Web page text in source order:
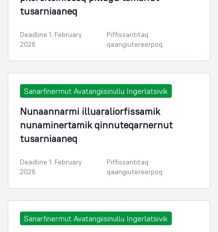
tusarniaaneq
Deadline 1. February
2026
Piffissarititaq
qaangiutereerpoq
Sanarfinermut Avatangiisinullu Ingerlatsivik
Nunaannarmi illuaraliorfissamik
nunaminertamik qinnuteqarnernut
tusarniaaneq
Deadline 1. February
2026
Piffissarititaq
qaangiutereerpoq
Sanarfinermut Avatangiisinullu Ingerlatsivik